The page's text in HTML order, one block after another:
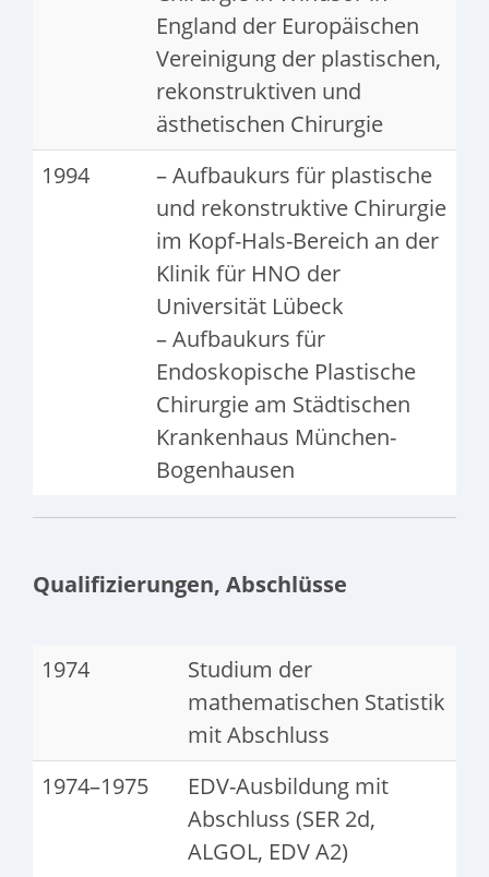
England der Europäischen
Vereinigung der plastischen,
rekonstruktiven und
ästhetischen Chirurgie
1994
– Aufbaukurs für plastische
und rekonstruktive Chirurgie
im Kopf-Hals-Bereich an der
Klinik für HNO der
Universität Lübeck
– Aufbaukurs für
Endoskopische Plastische
Chirurgie am Städtischen
Krankenhaus München-
Bogenhausen
Qualifizierungen, Abschlüsse
1974
Studium der
mathematischen Statistik
mit Abschluss
1974–1975
EDV-Ausbildung mit
Abschluss (SER 2d,
ALGOL, EDV A2)